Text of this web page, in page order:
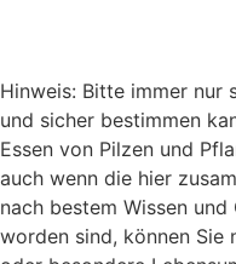
Hinweis: Bitte immer nur
und sicher bestimmen
Essen von Pilzen und
auch wenn die hier
nach bestem Wissen
worden sind, können Sie